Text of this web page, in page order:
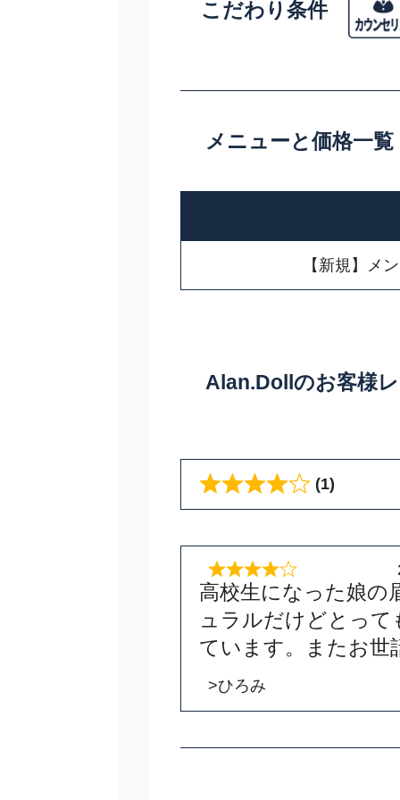
こだわり条件
メニューと価格一覧
【新規】メ
Alan.Dollのお客様
(1)
高校生になった娘の
ュラルだけどとって
ています。またお世
>ひろみ